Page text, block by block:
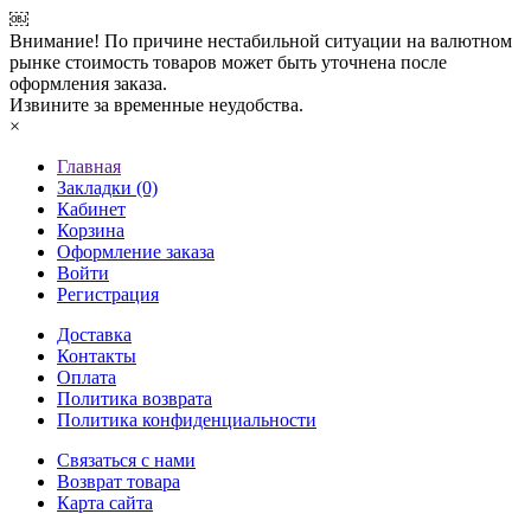
￼
Внимание! По причине нестабильной ситуации на валютном
рынке стоимость товаров может быть уточнена после
оформления заказа.
Извините за временные неудобства.
×
Главная
Закладки (0)
Кабинет
Корзина
Оформление заказа
Войти
Регистрация
Доставка
Контакты
Оплата
Политика возврата
Политика конфиденциальности
Связаться с нами
Возврат товара
Карта сайта